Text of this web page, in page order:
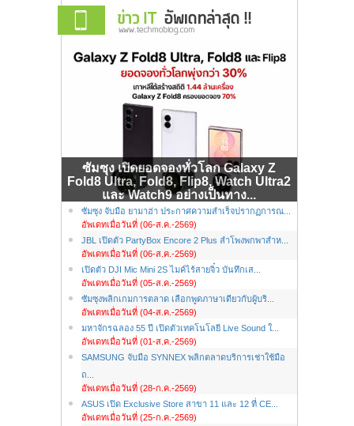
ซัมซุง เปิดยอดจองทั่วโลก Galaxy Z
Fold8 Ultra, Fold8, Flip8, Watch Ultra2
และ Watch9 อย่างเป็นทาง...
ซัมซุง จับมือ ยามาฮ่า ประกาศความสำเร็จปรากฏการณ...
อัพเดทเมื่อวันที่ (06-ส.ค.-2569)
JBL เปิดตัว PartyBox Encore 2 Plus ลำโพงพกพาสำห...
อัพเดทเมื่อวันที่ (06-ส.ค.-2569)
เปิดตัว DJI Mic Mini 2S ไมค์ไร้สายจิ๋ว บันทึกเส...
อัพเดทเมื่อวันที่ (05-ส.ค.-2569)
ซัมซุงพลิกเกมการตลาด เลือกพูดภาษาเดียวกับผู้บริ...
อัพเดทเมื่อวันที่ (04-ส.ค.-2569)
มหาจักรฉลอง 55 ปี เปิดตัวเทคโนโลยี Live Sound ใ...
อัพเดทเมื่อวันที่ (01-ส.ค.-2569)
SAMSUNG จับมือ SYNNEX พลิกตลาดบริการเช่าใช้มือ
ถ...
อัพเดทเมื่อวันที่ (28-ก.ค.-2569)
ASUS เปิด Exclusive Store สาขา 11 และ 12 ที่ CE...
อัพเดทเมื่อวันที่ (25-ก.ค.-2569)